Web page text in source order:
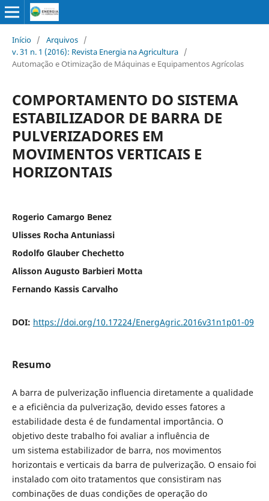
Início / Arquivos /
v. 31 n. 1 (2016): Revista Energia na Agricultura /
Automação e Otimização de Máquinas e Equipamentos Agrícolas
COMPORTAMENTO DO SISTEMA
ESTABILIZADOR DE BARRA DE
PULVERIZADORES EM
MOVIMENTOS VERTICAIS E
HORIZONTAIS
Rogerio Camargo Benez
Ulisses Rocha Antuniassi
Rodolfo Glauber Chechetto
Alisson Augusto Barbieri Motta
Fernando Kassis Carvalho
DOI: https://doi.org/10.17224/EnergAgric.2016v31n1p01-09
Resumo
A barra de pulverização influencia diretamente a qualidade
e a eficiência da pulverização, devido esses fatores a
estabilidade desta é de fundamental importância. O
objetivo deste trabalho foi avaliar a influência de
um sistema estabilizador de barra, nos movimentos
horizontais e verticais da barra de pulverização. O ensaio foi
instalado com oito tratamentos que consistiram nas
combinações de duas condições de operação do